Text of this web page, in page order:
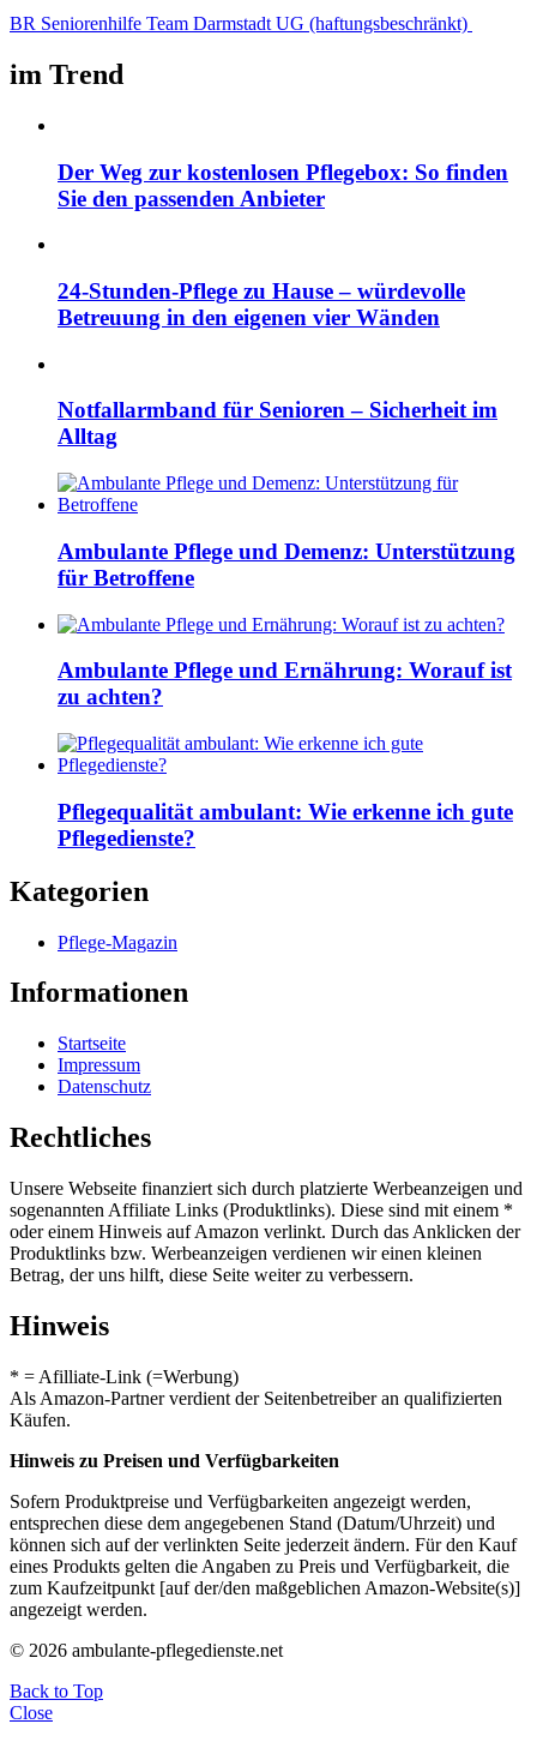
BR Seniorenhilfe Team Darmstadt UG (haftungsbeschränkt)
im Trend
Der Weg zur kostenlosen Pflegebox: So finden
Sie den passenden Anbieter
24-Stunden-Pflege zu Hause – würdevolle
Betreuung in den eigenen vier Wänden
Notfallarmband für Senioren – Sicherheit im
Alltag
Ambulante Pflege und Demenz: Unterstützung
für Betroffene
Ambulante Pflege und Ernährung: Worauf ist
zu achten?
Pflegequalität ambulant: Wie erkenne ich gute
Pflegedienste?
Kategorien
Pflege-Magazin
Informationen
Startseite
Impressum
Datenschutz
Rechtliches
Unsere Webseite finanziert sich durch platzierte Werbeanzeigen und
sogenannten Affiliate Links (Produktlinks). Diese sind mit einem *
oder einem Hinweis auf Amazon verlinkt. Durch das Anklicken der
Produktlinks bzw. Werbeanzeigen verdienen wir einen kleinen
Betrag, der uns hilft, diese Seite weiter zu verbessern.
Hinweis
* = Afilliate-Link (=Werbung)
Als Amazon-Partner verdient der Seitenbetreiber an qualifizierten
Käufen.
Hinweis zu Preisen und Verfügbarkeiten
Sofern Produktpreise und Verfügbarkeiten angezeigt werden,
entsprechen diese dem angegebenen Stand (Datum/Uhrzeit) und
können sich auf der verlinkten Seite jederzeit ändern. Für den Kauf
eines Produkts gelten die Angaben zu Preis und Verfügbarkeit, die
zum Kaufzeitpunkt [auf der/den maßgeblichen Amazon-Website(s)]
angezeigt werden.
© 2026 ambulante-pflegedienste.net
Back to Top
Close